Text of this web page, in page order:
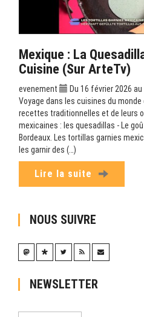
Mexique : La
Cuisine (sur ArteTv)
evenement
Du 16 février 2026
Voyage dans les cuisines du
recettes traditionnelles et de leurs
mexicaines : les quesadillas - Le
Bordeaux. Les tortillas garnies
les garnir des (…)
Lire la suite
NOUS SUIVRE
NEWSLETTER